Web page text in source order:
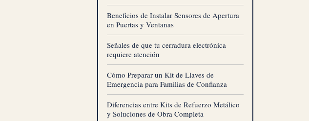
Beneficios de Instalar Sensores de Apertura
en Puertas y Ventanas
Señales de que tu cerradura electrónica
requiere atención
Cómo Preparar un Kit de Llaves de
Emergencia para Familias de Confianza
Diferencias entre Kits de Refuerzo Metálico
y Soluciones de Obra Completa